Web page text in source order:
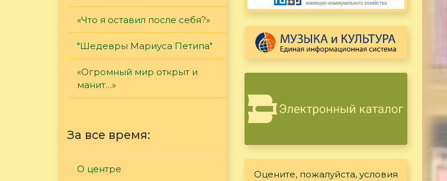
«Что я оставил после себя?»
"Шедевры Мариуса Петипа"
«Огромный мир открыт и
манит…»
За все время:
О центре
Оцените, пожалуйста, условия